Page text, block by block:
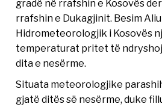
gradë në rrafshin e Kosovës
rrafshin e Dukagjinit. Besim
Hidrometeorologjik i Kosovës
temperaturat pritet të
dita e nesërme.
Situata meteorologjike
gjatë ditës së nesërme, duke